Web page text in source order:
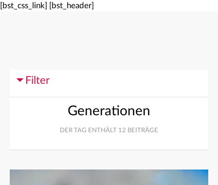
[bst_css_link] [bst_header]
Filter
Generationen
DER TAG ENTHÄLT 12 BEITRÄGE